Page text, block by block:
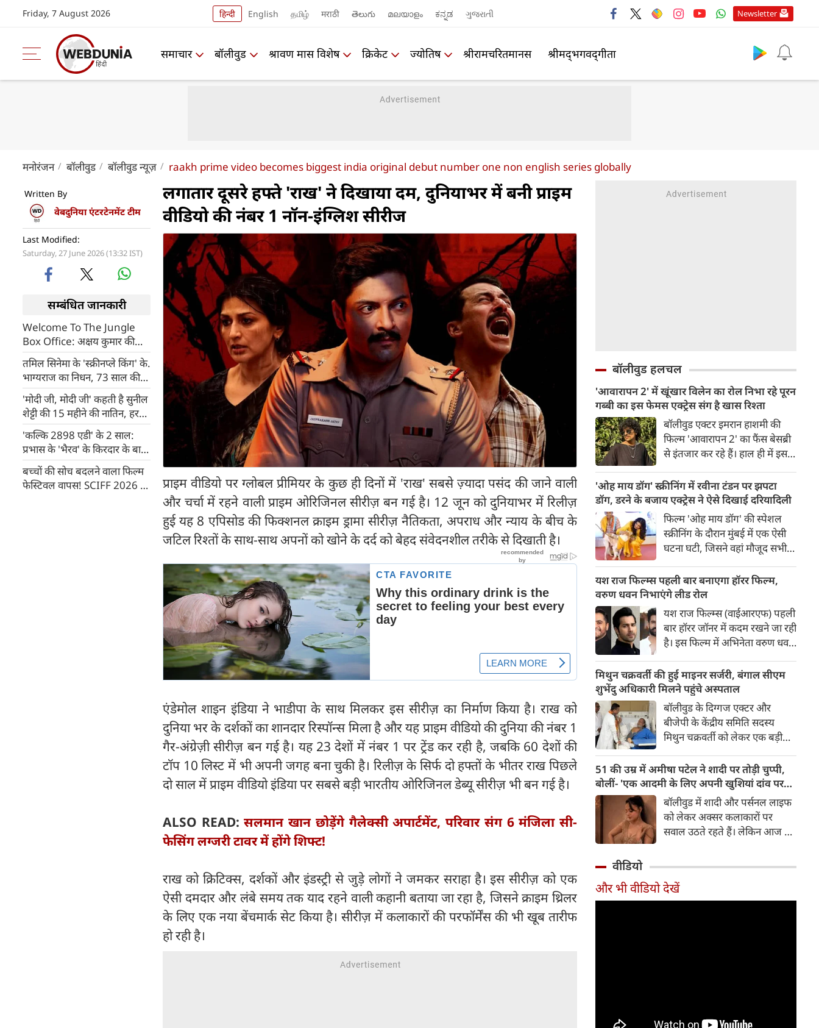
Friday, 7 August 2026 हिन्दी English தமிழ் मराठी తెలుగు മലയാളം ಕನ್ನಡ ગુજરાતી Newsletter
समाचार बॉलीवुड श्रावण मास विशेष क्रिकेट ज्योतिष श्रीरामचरितमानस श्रीमद्‍भगवद्‍गीता
मनोरंजन बॉलीवुड बॉलीवुड न्यूज़ raakh prime video becomes biggest india original debut number one non english series globally
Written By
वेबदुनिया एंटरटेनमेंट टीम
Last Modified:
Saturday, 27 June 2026 (13:32 IST)
सम्बंधित जानकारी
Welcome To The Jungle
Box Office: अक्षय कुमार की
फिल्म ने 'भूत बंगला' को पहले दिन
के कलेक्शन में छोड़ा पीछे
तमिल सिनेमा के 'स्क्रीनप्ले किंग' के.
भाग्यराज का निधन, 73 साल की
उम्र में ली अंतिम सांस
'मोदी जी, मोदी जी' कहती है सुनील
शेट्टी की 15 महीने की नातिन, हर
सुबह तस्वीर को खिलाती है लड्डू
'कल्कि 2898 एडी' के 2 साल:
प्रभास के 'भैरव' के किरदार के बारे
में 5 अनसुनी बातें
बच्चों की सोच बदलने वाला फिल्म
फेस्टिवल वापस! SCIFF 2026 के
लगातार दूसरे हफ्ते 'राख' ने दिखाया दम, दुनियाभर में बनी प्राइम
वीडियो की नंबर 1 नॉन-इंग्लिश सीरीज
प्राइम वीडियो पर ग्लोबल प्रीमियर के कुछ ही दिनों में 'राख' सबसे ज़्यादा पसंद की जाने वाली
और चर्चा में रहने वाली प्राइम ओरिजिनल सीरीज़ बन गई है। 12 जून को दुनियाभर में रिलीज़
हुई यह 8 एपिसोड की फिक्शनल क्राइम ड्रामा सीरीज़ नैतिकता, अपराध और न्याय के बीच के
जटिल रिश्तों के साथ-साथ अपनों को खोने के दर्द को बेहद संवेदनशील तरीके से दिखाती है।
एंडेमोल शाइन इंडिया ने भाडीपा के साथ मिलकर इस सीरीज़ का निर्माण किया है। राख को
दुनिया भर के दर्शकों का शानदार रिस्पॉन्स मिला है और यह प्राइम वीडियो की दुनिया की नंबर 1
गैर-अंग्रेज़ी सीरीज़ बन गई है। यह 23 देशों में नंबर 1 पर ट्रेंड कर रही है, जबकि 60 देशों की
टॉप 10 लिस्ट में भी अपनी जगह बना चुकी है। रिलीज़ के सिर्फ दो हफ्तों के भीतर राख पिछले
दो साल में प्राइम वीडियो इंडिया पर सबसे बड़ी भारतीय ओरिजिनल डेब्यू सीरीज़ भी बन गई है।
ALSO READ:सलमान खान छोड़ेंगे गैलेक्सी अपार्टमेंट, परिवार संग 6 मंजिला सी-
फेसिंग लग्जरी टावर में होंगे शिफ्ट!
राख को क्रिटिक्स, दर्शकों और इंडस्ट्री से जुड़े लोगों ने जमकर सराहा है। इस सीरीज़ को एक
ऐसी दमदार और लंबे समय तक याद रहने वाली कहानी बताया जा रहा है, जिसने क्राइम थ्रिलर
के लिए एक नया बेंचमार्क सेट किया है। सीरीज़ में कलाकारों की परफॉर्मेंस की भी खूब तारीफ
हो रही है।
बॉलीवुड हलचल
'आवारापन 2' में खूंखार विलेन का रोल निभा रहे पूरन
गब्बी का इस फेमस एक्ट्रेस संग है खास रिश्ता
बॉलीवुड एक्टर इमरान हाशमी की
फिल्म 'आवारापन 2' का फैंस बेसब्री
से इंतजार कर रहे हैं। हाल ही में इस
दर्शकों का जबरदस्त रिस्पॉन्स मिला।
ट्रेलर में जितना इमरान हाशमी छाए
रहे उतना ही फिल्म के विलेन को भी
स्पेस मिला है।
'ओह माय डॉग' स्क्रीनिंग में रवीना टंडन पर झपटा
डॉग, डरने के बजाय एक्ट्रेस ने ऐसे दिखाई दरियादिली
फिल्म 'ओह माय डॉग' की स्पेशल
स्क्रीनिंग के दौरान मुंबई में एक ऐसी
घटना घटी, जिसने वहां मौजूद सभी
पैपराजी को पोज दे रहीं बॉलीवुड की
अभिनेत्री रवीना टंडन पर फिल्म का
चार पैरों वाला मुख्य कलाकार (डॉग
स्टार) अचानक बेकाबू होकर झपट
पड़ा।
यश राज फिल्म्स पहली बार बनाएगा हॉरर फिल्म,
वरुण धवन निभाएंगे लीड रोल
यश राज फिल्म्स (वाईआरएफ) पहली
बार हॉरर जॉनर में कदम रखने जा रही
है। इस फिल्म में अभिनेता वरुण धवन
निर्देशन और पटकथा की जिम्मेदारी
'रॉकेट बॉयज़' से चर्चित अभय पन्नू
संभालेंगे। फिल्म की शूटिंग इस वर्ष के
अंत में शुरू होने की योजना है और
इसे वर्ष 2027 में दुनियाभर के
सिनेमाघरों में रिलीज़ किया जाएगा।
मिथुन चक्रवर्ती की हुई माइनर सर्जरी, बंगाल सीएम
शुभेंदु अधिकारी मिलने पहुंचे अस्पताल
बॉलीवुड के दिग्गज एक्टर और
बीजेपी के केंद्रीय समिति सदस्य
मिथुन चक्रवर्ती को लेकर एक बड़ी
समस्याओं के चलते उन्हें कोलकाता
के एक निजी अस्पताल में भर्ती
कराया गया है, जहां डॉक्टरों की टीम
ने उनके दाहिने हाथ की एक माइनर
सर्जरी की है।
51 की उम्र में अमीषा पटेल ने शादी पर तोड़ी चुप्पी,
बोलीं- 'एक आदमी के लिए अपनी खुशियां दांव पर
नहीं लगा सकती' बॉलीवुड में शादी और पर्सनल लाइफ
को लेकर अक्सर कलाकारों पर
सवाल उठते रहते हैं। लेकिन आज के
और सुष्मिता सेन जैसी हस्तियों के
बाद अब 'गदर' फेम अभिनेत्री अमीषा
वीडियो
और भी वीडियो देखें